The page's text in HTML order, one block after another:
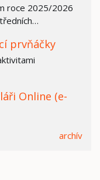
roce 2025/2026
prvňáčky
Online (e-
archív